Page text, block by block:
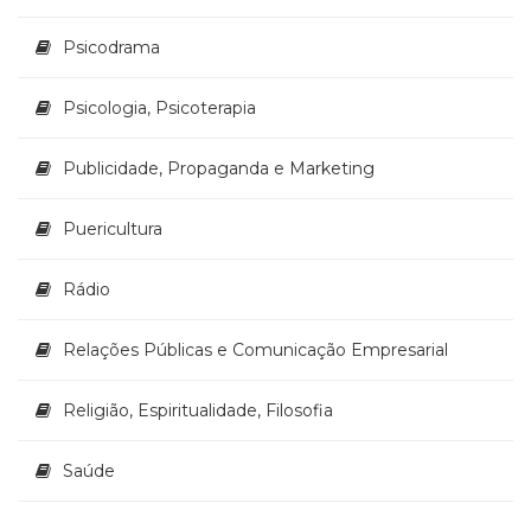
Psicodrama
Psicologia, Psicoterapia
Publicidade, Propaganda e Marketing
Puericultura
Rádio
Relações Públicas e Comunicação Empresarial
Religião, Espiritualidade, Filosofia
Saúde